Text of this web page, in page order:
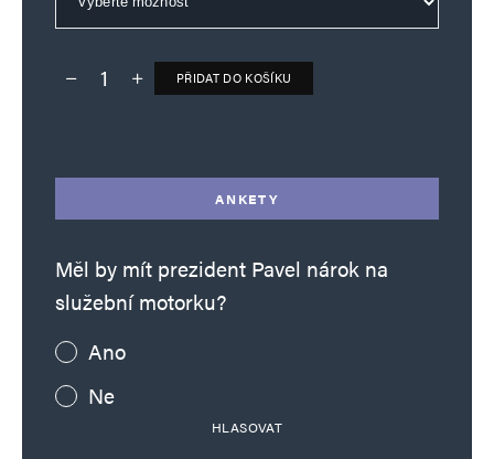
Deník TO – verze bez reklam množství
PŘIDAT DO KOŠÍKU
ANKETY
Měl by mít prezident Pavel nárok na
služební motorku?
Ano
Ne
HLASOVAT